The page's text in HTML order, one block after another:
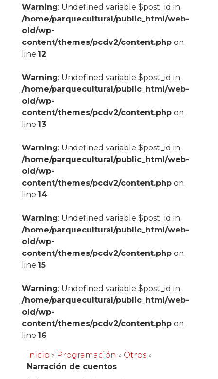
Warning: Undefined variable $post_id in
/home/parquecultural/public_html/web-
old/wp-
content/themes/pcdv2/content.phpon
line 12
Warning: Undefined variable $post_id in
/home/parquecultural/public_html/web-
old/wp-
content/themes/pcdv2/content.phpon
line 13
Warning: Undefined variable $post_id in
/home/parquecultural/public_html/web-
old/wp-
content/themes/pcdv2/content.phpon
line 14
Warning: Undefined variable $post_id in
/home/parquecultural/public_html/web-
old/wp-
content/themes/pcdv2/content.phpon
line 15
Warning: Undefined variable $post_id in
/home/parquecultural/public_html/web-
old/wp-
content/themes/pcdv2/content.phpon
line 16
Inicio » Programación » Otros»
Narración de cuentos